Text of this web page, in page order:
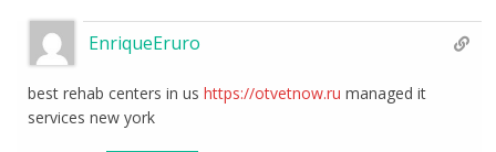
EnriqueEruro
best rehab centers in ushttps://otvetnow.ru managed it
services new york